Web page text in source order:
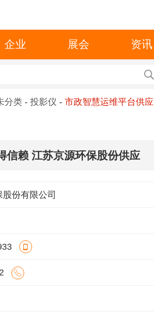
企业 展会 资讯
分类- 投影仪 - 市政智慧运维平台供应
信赖 江苏京源环保股份供应
份有限公司